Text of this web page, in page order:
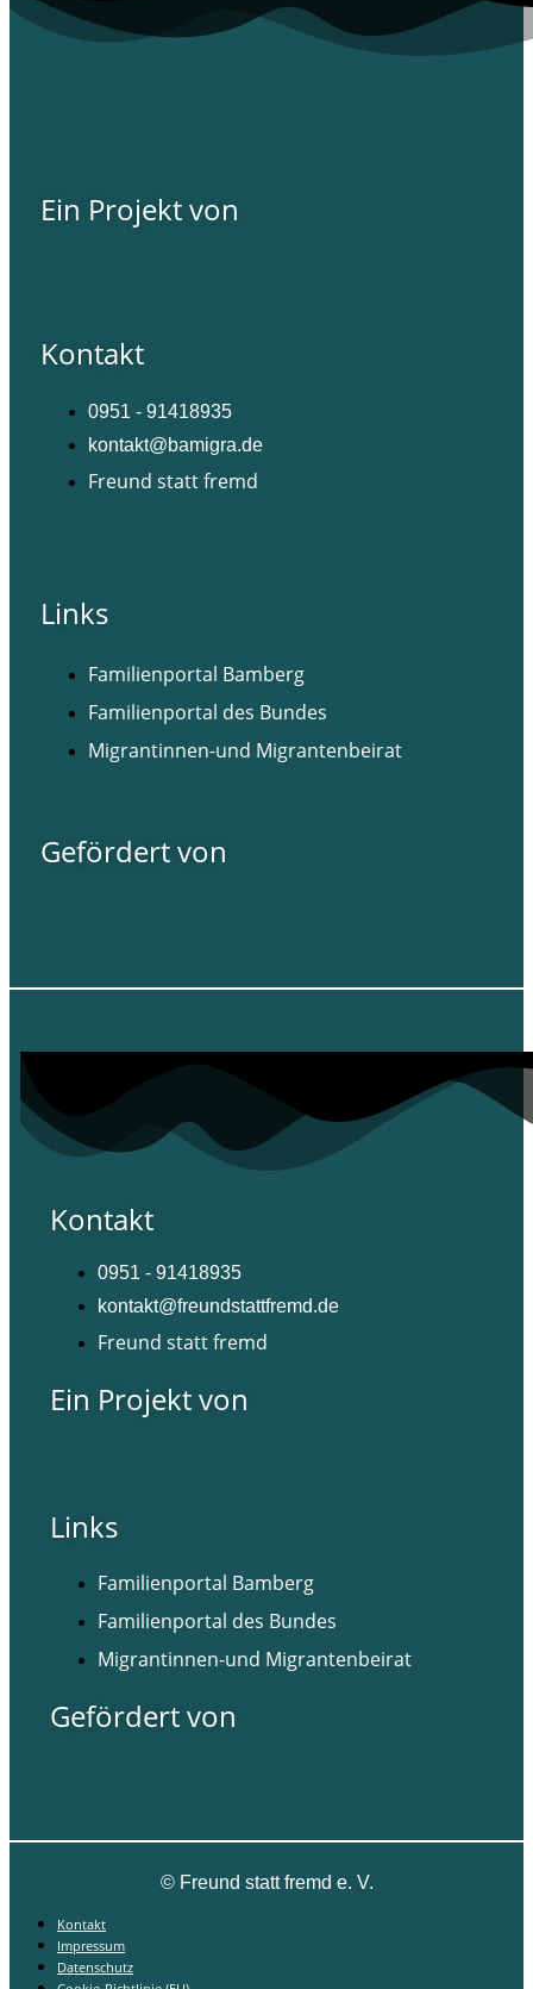
Ein Projekt von
Kontakt
0951 - 91418935
kontakt@bamigra.de
Freund statt fremd
Links
Familienportal Bamberg
Familienportal des Bundes
Migrantinnen-und Migrantenbeirat
Gefördert von
Kontakt
0951 - 91418935
kontakt@freundstattfremd.de
Freund statt fremd
Ein Projekt von
Links
Familienportal Bamberg
Familienportal des Bundes
Migrantinnen-und Migrantenbeirat
Gefördert von
©Freund statt fremd e. V.
Kontakt
Impressum
Datenschutz